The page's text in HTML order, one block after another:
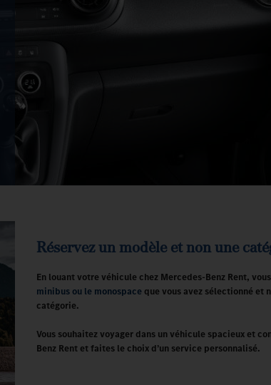
Réservez un modèle et non une
En louant votre véhicule chez Mercedes-Benz Rent,
minibus ou le monospace que vous avez sélectionné et
catégorie.
Vous souhaitez voyager dans un véhicule spacieux et
Benz Rent et faites le choix d’un service personnalisé.